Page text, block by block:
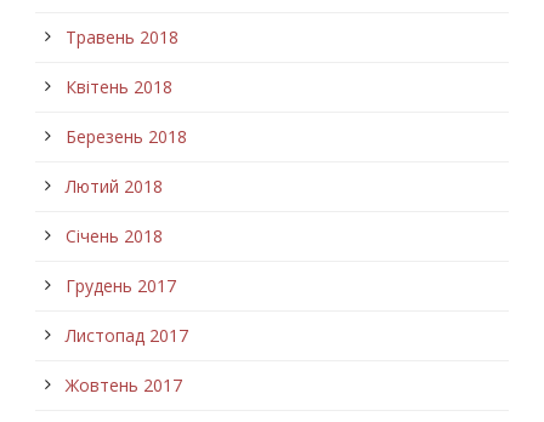
Травень 2018
Квітень 2018
Березень 2018
Лютий 2018
Січень 2018
Грудень 2017
Листопад 2017
Жовтень 2017